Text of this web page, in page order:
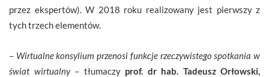
przez ekspertów). W 2018 roku realizowany jest pierwszy z
tych trzech elementów.
– Wirtualne konsylium przenosi funkcje rzeczywistego spotkania w
świat wirtualny– tłumaczy prof. dr hab. Tadeusz Orłowski,